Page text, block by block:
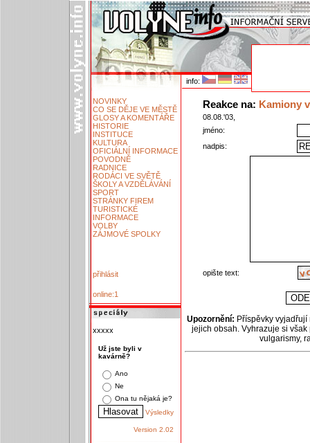
info:
NOVINKY
CO SE DĚJE VE MĚSTĚ
GLOSY A KOMENTÁŘE
HISTORIE
INSTITUCE
KULTURA
OFICIÁLNÍ INFORMACE
POVODNĚ
RADNICE
RODÁCI VE SVĚTĚ
ŠKOLY A VZDĚLÁVÁNÍ
SPORT
STRÁNKY FIREM
TURISTICKÉ
INFORMACE
VOLBY
ZÁJMOVÉ SPOLKY
přihlásit
online:1
xxxxx
Už jste byli v
kavárně?
Ano
Ne
Ona tu nějaká je?
Výsledky
Version 2.02
Reakce na: Kamiony
08.08.'03,
jméno:
nadpis:
opište text:
Upozornění: Příspěvky
jejich obsah. Vyhrazuje si
vulgarismy,